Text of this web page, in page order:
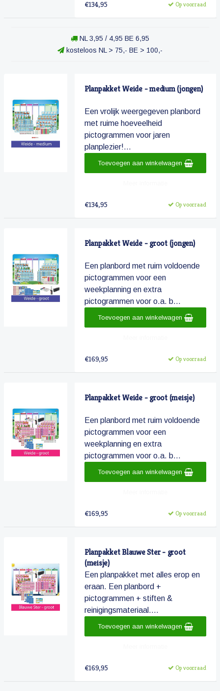
€134,95 Op voorraad
NL 3,95 / 4,95 BE 6,95
kosteloos NL > 75,- BE > 100,-
Planpakket Weide - medium (jongen)
Een vrolijk weergegeven planbord
met ruime hoeveelheid
pictogrammen voor jaren
planplezier!...
€134,95 Op voorraad
Toevoegen aan winkelwagen
Planpakket Weide - groot (jongen)
Een planbord met ruim voldoende
pictogrammen voor een
weekplanning en extra
pictogrammen voor o.a. b...
€169,95 Op voorraad
Toevoegen aan winkelwagen
Planpakket Weide - groot (meisje)
Een planbord met ruim voldoende
pictogrammen voor een
weekplanning en extra
pictogrammen voor o.a. b...
€169,95 Op voorraad
Toevoegen aan winkelwagen
Planpakket Blauwe Ster - groot
(meisje)
Een planpakket met alles erop en
eraan. Een planbord +
pictogrammen + stiften &
reinigingsmateriaal....
€169,95 Op voorraad
Toevoegen aan winkelwagen